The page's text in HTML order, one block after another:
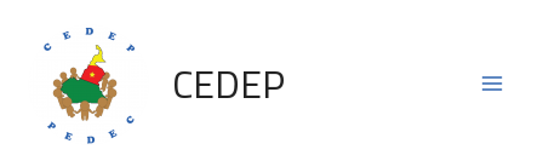
content
CEDEP
for: